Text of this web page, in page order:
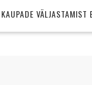
VÄLJASTAMIST